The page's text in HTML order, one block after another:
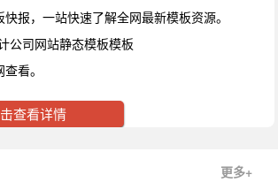
快报，一站快速了解全网最新模板资源。
公司网站静态模板模板
看。
查看详情
更多+